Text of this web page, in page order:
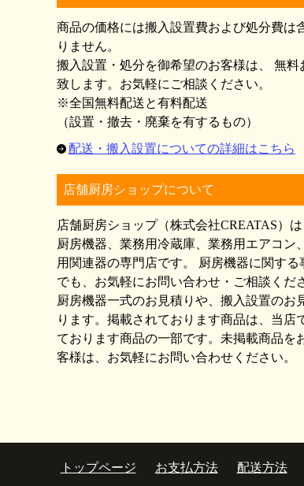
商品の価格には搬入設置費および処分費は
りません。
搬入設置・処分を御希望のお客様は、 無料
致します。お気軽にご相談ください。
※全国無料配送と有料配送
（設置・撤去・廃棄を有するもの）
配送・搬入設置についての詳細はこちら
店舗厨房ショップについて
店舗厨房ショップ（株式会社CREATAS）
厨房機器、業務用冷蔵庫、業務用エアコン
用関連器の専門店です。 厨房機器に関する
でも、お気軽にお問い合わせ・ご相談くだ
厨房機器一式のお見積りや、搬入設置のお
ります。掲載されております商品は、当店
ております商品の一部です。未掲載商品を
客様は、お気軽にお問い合わせください。
トップページ お支払方法 配送方法